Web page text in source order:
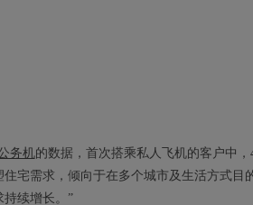
务机的数据，首次搭乘私人飞机的客户中
宅需求，倾向于在多个城市及生活方式
续增长。”